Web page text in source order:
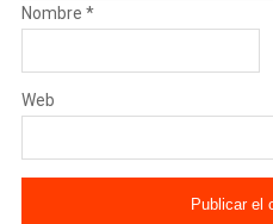
Nombre *
Web